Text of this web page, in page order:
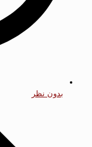
بدون نظر